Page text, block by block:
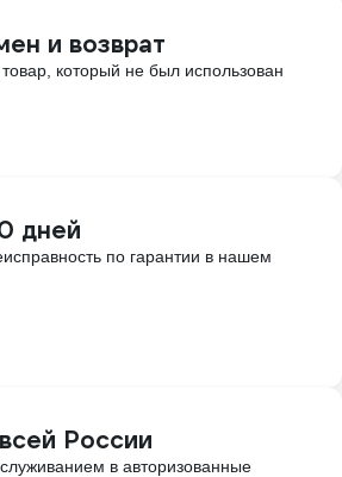
и возврат
который не был использован
дней
по гарантии в нашем
России
в авторизованные